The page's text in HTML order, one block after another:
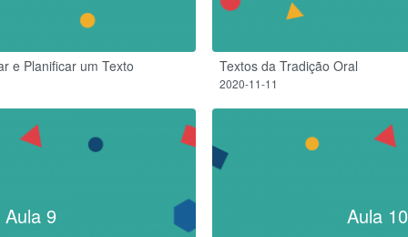
e Planificar um Texto Textos da Tradição Oral
2020-11-11
Aula 9 Aula 10